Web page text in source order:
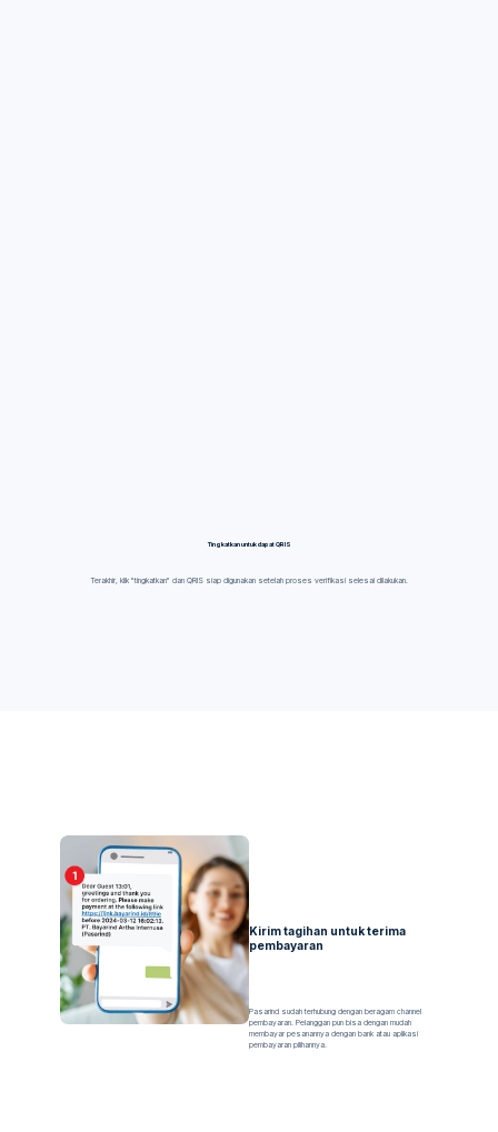
Tingkatkan untuk dapat QRIS
Terakhir, klik "tingkatkan" dan QRIS siap digunakan setelah proses verifikasi selesai dilakukan.
Kirim tagihan untuk terima
pembayaran
Pasarind sudah terhubung dengan beragam channel
pembayaran. Pelanggan pun bisa dengan mudah
membayar pesanannya dengan bank atau aplikasi
pembayaran pilihannya.